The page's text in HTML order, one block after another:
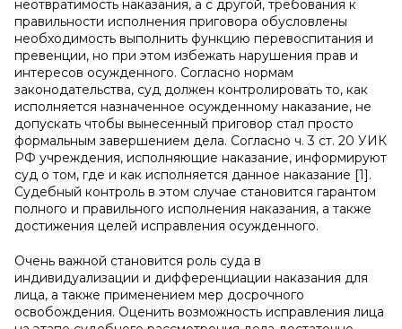
неотвратимость наказания, а с другой, требования к
правильности исполнения приговора обусловлены
необходимость выполнить функцию перевоспитания и
превенции, но при этом избежать нарушения прав и
интересов осужденного. Согласно нормам
законодательства, суд должен контролировать то, как
исполняется назначенное осужденному наказание, не
допускать чтобы вынесенный приговор стал просто
формальным завершением дела. Согласно ч. 3 ст. 20 УИК
РФ учреждения, исполняющие наказание, информируют
суд о том, где и как исполняется данное наказание [1].
Судебный контроль в этом случае становится гарантом
полного и правильного исполнения наказания, а также
достижения целей исправления осужденного.
Очень важной становится роль суда в
индивидуализации и дифференциации наказания для
лица, а также применением мер досрочного
освобождения. Оценить возможность исправления лица